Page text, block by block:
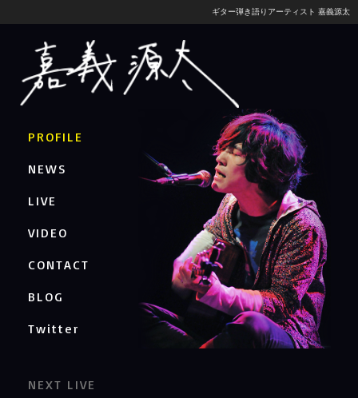
ギター弾き語りアーティスト 嘉義源太
PROFILE
NEWS
LIVE
VIDEO
CONTACT
BLOG
Twitter
NEXT LIVE